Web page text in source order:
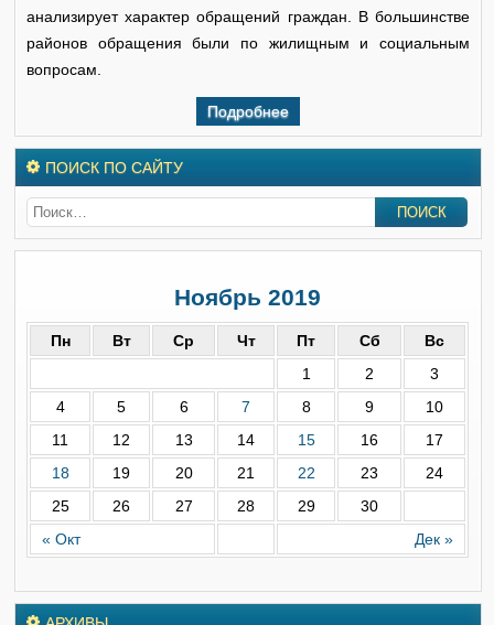
анализирует характер обращений граждан. В большинстве
районов обращения были по жилищным и социальным
вопросам.
Подробнее
ПОИСК ПО САЙТУ
Ноябрь 2019
Пн Вт Ср Чт Пт Сб Вс
« Окт Дек »
1 2
3
4
5 6 7 8 9
10
11
12 13 14 15 16
17
18
19 20 21 22 23
24
25
26 27 28 29 30